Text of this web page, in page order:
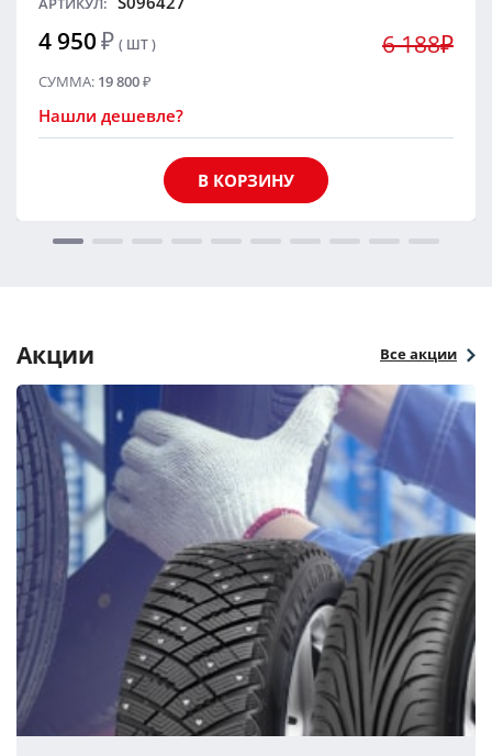
4 950₽ ( ШТ ) 6 188₽
СУММА: 19 800₽
Нашли дешевле?
В КОРЗИНУ
Акции Все акции